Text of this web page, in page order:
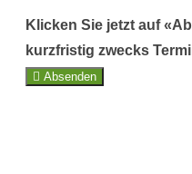
Klicken Sie jetzt auf
kurzfristig zwecks
Absenden